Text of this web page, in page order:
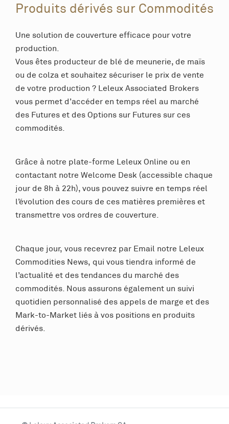
Produits dérivés sur Commodités
Une solution de couverture efficace pour votre
production.
Vous êtes producteur de blé de meunerie, de maïs
ou de colza et souhaitez sécuriser le prix de vente
de votre production ? Leleux Associated Brokers
vous permet d’accéder en temps réel au marché
des Futures et des Options sur Futures sur ces
commodités.
Grâce à notre plate-forme Leleux Online ou en
contactant notre Welcome Desk (accessible chaque
jour de 8h à 22h), vous pouvez suivre en temps réel
l’évolution des cours de ces matières premières et
transmettre vos ordres de couverture.
Chaque jour, vous recevrez par Email notre Leleux
Commodities News, qui vous tiendra informé de
l’actualité et des tendances du marché des
commodités. Nous assurons également un suivi
quotidien personnalisé des appels de marge et des
Mark-to-Market liés à vos positions en produits
dérivés.